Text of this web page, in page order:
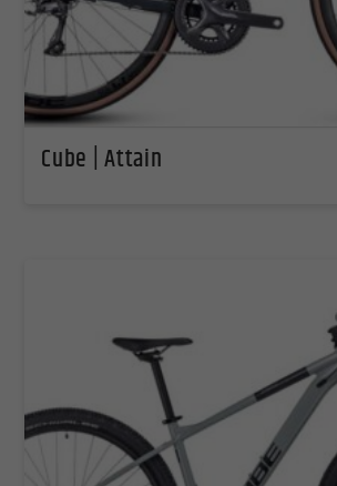
Cube | Attain